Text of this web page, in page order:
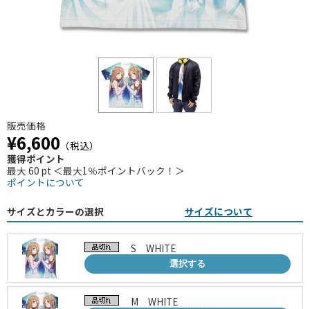
販売価格
¥6,600 （税込）
獲得ポイント
最大 60 pt ＜最大1％ポイントバック！＞
ポイントについて
サイズとカラーの選択 サイズについて
S WHITE
選択する
M WHITE